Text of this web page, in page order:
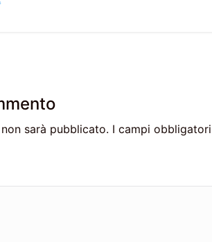
sarà pubblicato. I campi